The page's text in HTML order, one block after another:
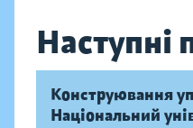
Наступні
Конструювання
Національний